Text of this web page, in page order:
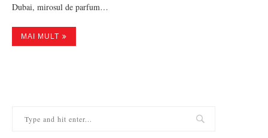
Dubai, mirosul de parfum…
MAI MULT